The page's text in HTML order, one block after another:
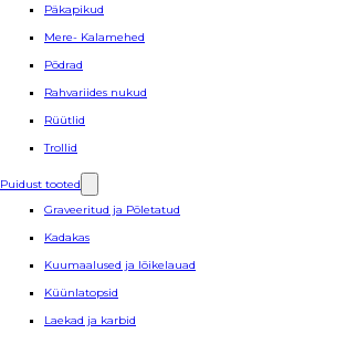
Päkapikud
Mere- Kalamehed
Põdrad
Rahvariides nukud
Rüütlid
Trollid
Puidust tooted
Graveeritud ja Põletatud
Kadakas
Kuumaalused ja lõikelauad
Küünlatopsid
Laekad ja karbid